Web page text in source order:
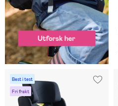
Best i test
Fri frakt